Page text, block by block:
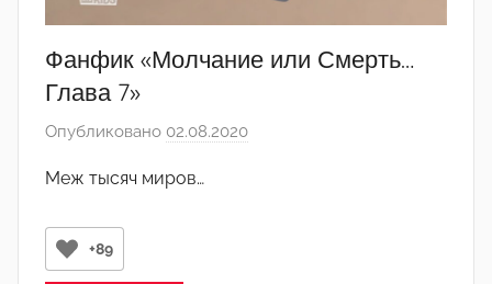
Фанфик «Молчание или Смерть…
Глава 7»
Опубликовано 02.08.2020
Меж тысяч миров…
+89